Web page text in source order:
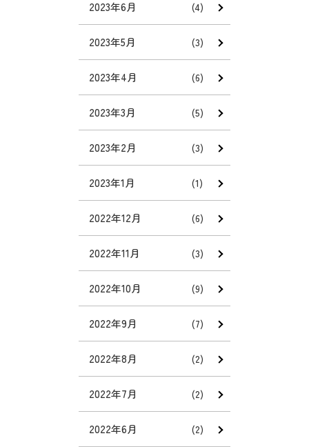
2023年6月 (4)
2023年5月 (3)
2023年4月 (6)
2023年3月 (5)
2023年2月 (3)
2023年1月 (1)
2022年12月 (6)
2022年11月 (3)
2022年10月 (9)
2022年9月 (7)
2022年8月 (2)
2022年7月 (2)
2022年6月 (2)